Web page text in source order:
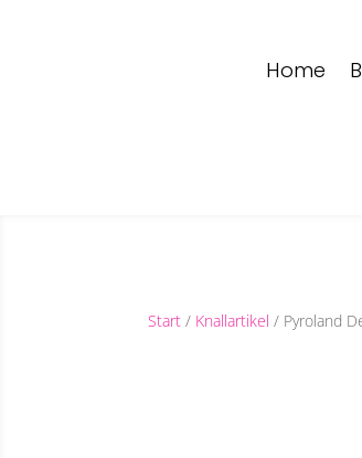
Home
Start / Knallartikel / Pyroland